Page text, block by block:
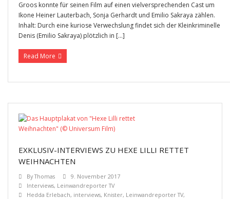
Groos konnte für seinen Film auf einen vielversprechenden Cast um
Ikone Heiner Lauterbach, Sonja Gerhardt und Emilio Sakraya zählen.
Inhalt: Durch eine kuriose Verwechslung findet sich der Kleinkriminelle
Denis (Emilio Sakraya) plötzlich in […]
Read More
EXKLUSIV-INTERVIEWS ZU HEXE LILLI RETTET
WEIHNACHTEN
ByThomas
9. November 2017
Interviews, Leinwandreporter TV
Hedda Erlebach, interviews, Knister, Leinwandreporter TV,